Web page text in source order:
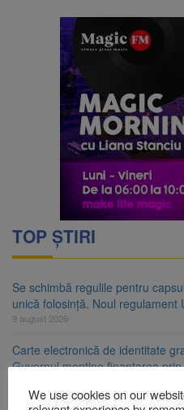
TOP ȘTIRI
Se schimbă regulile pentru
unică folosință. Noul regulament
9 august 2026
Carte electronică de identitate
Guvernul menține finanțarea prin
We use cookies on our